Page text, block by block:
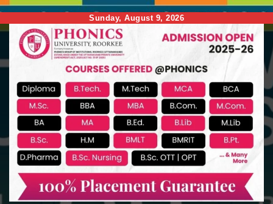
to
content
Sunday, August 9, 2026